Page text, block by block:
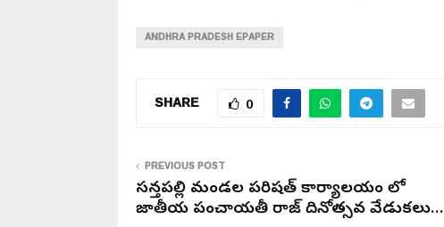
ANDHRA PRADESH EPAPER
SHARE 0
PREVIOUS POST
సత్తెనపల్లి మండల పరిషత్ కార్యాలయం లో
జాతీయ పంచాయతీ రాజ్ దినోత్సవ వేడుకలు…